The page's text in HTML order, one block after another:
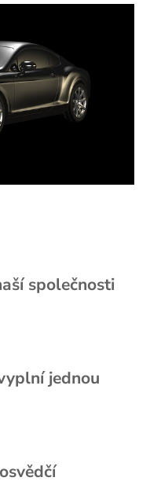
společnosti
jednou